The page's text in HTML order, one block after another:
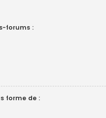
forums :
forme de :